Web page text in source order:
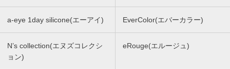
a-eye 1day silicone(エーアイ) EverColor(エバーカラー)
N’s collection(エヌズコレクシ
ョン)
eRouge(エルージュ)